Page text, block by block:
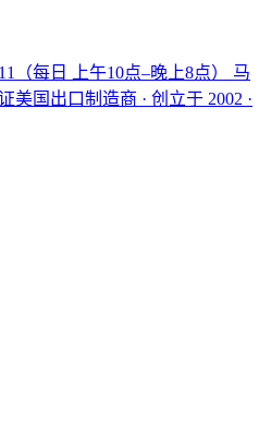
（每日 上午10点–晚上8点） 马
美国出口制造商 · 创立于 2002 ·